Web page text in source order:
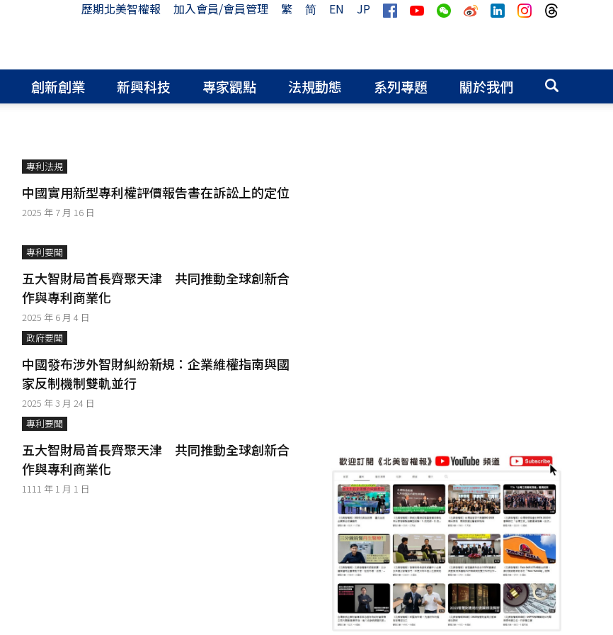
歷期北美智權報 加入會員/會員管理 繁 简 EN
JP
創新創業 新興科技 專家觀點 法規動態 系列專題 關於我們
專利法規
中國實用新型專利權評價報告書在訴訟上的定位
2025 年 7 月 16 日
專利要聞
五大智財局首長齊聚天津 共同推動全球創新合
作與專利商業化
2025 年 6 月 4 日
政府要聞
中國發布涉外智財糾紛新規：企業維權指南與國
家反制機制雙軌並行
2025 年 3 月 24 日
專利要聞
五大智財局首長齊聚天津 共同推動全球創新合
作與專利商業化
1111 年 1 月 1 日